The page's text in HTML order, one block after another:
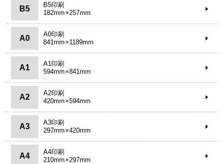
B5
B5印刷
182mm×257mm
A0
A0印刷
841mm×1189mm
A1
A1印刷
594mm×841mm
A2
A2印刷
420mm×594mm
A3
A3印刷
297mm×420mm
A4
A4印刷
210mm×297mm